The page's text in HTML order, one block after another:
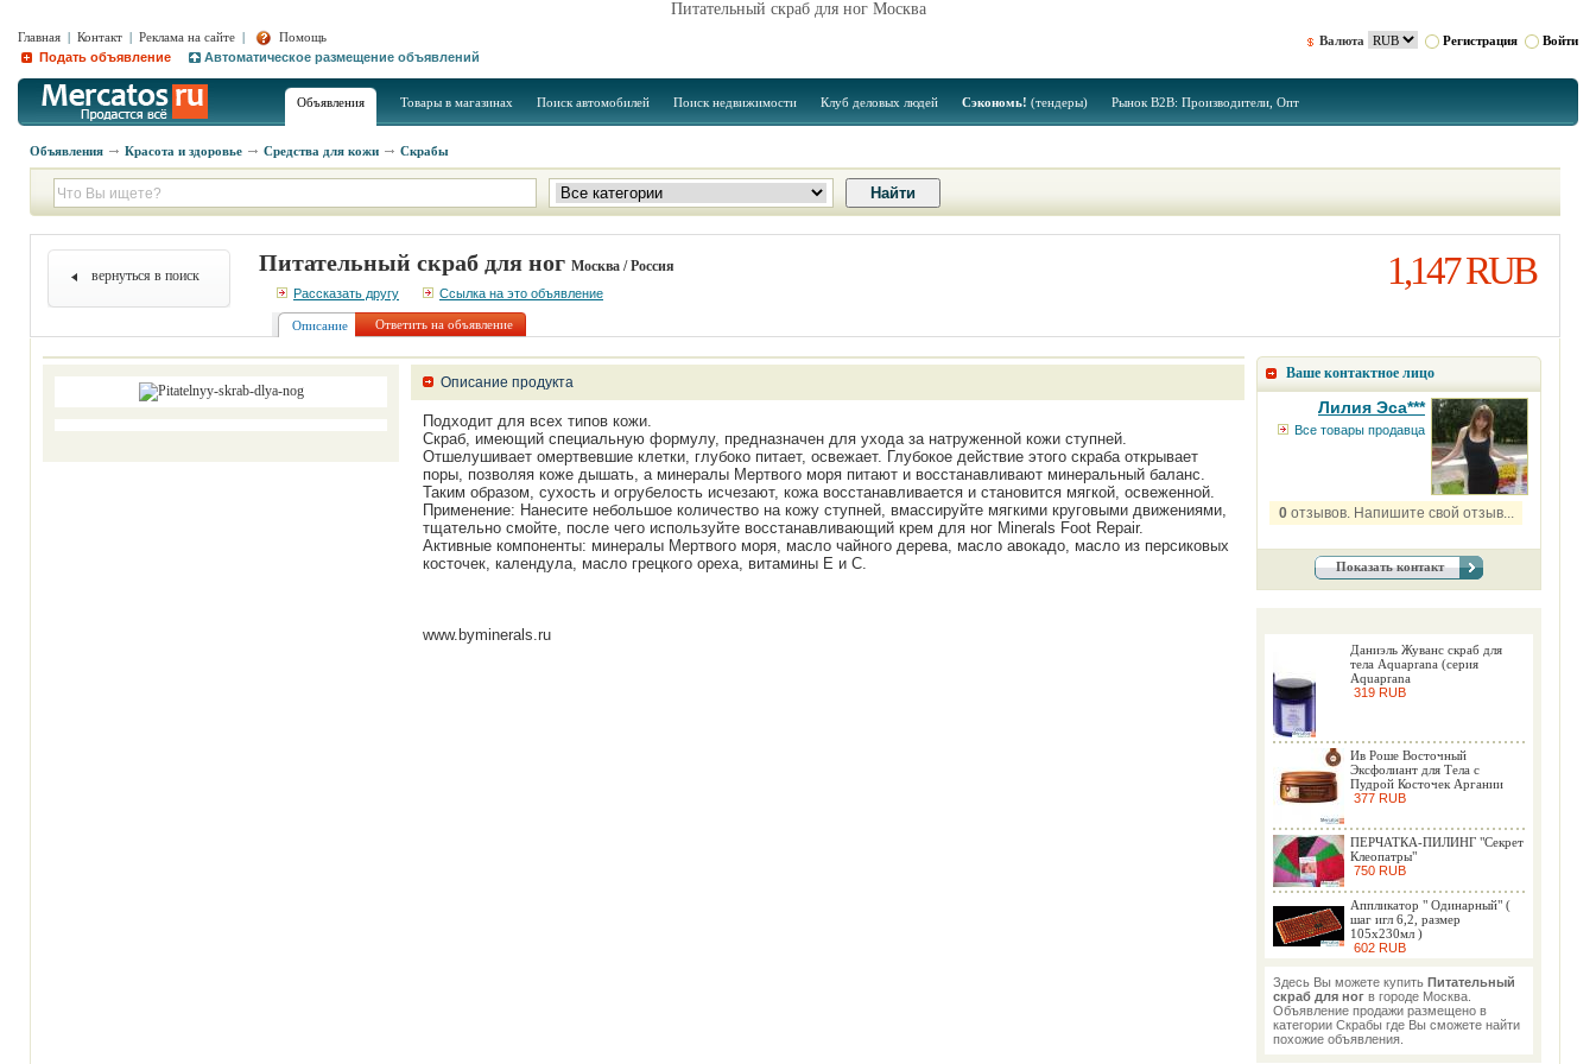
Питательный скраб для ног Москва
Главная | Контакт | Реклама на сайте |
Помощь
Подать объявление
Автоматическое размещение объявлений
Валюта Регистрация Войти
Объявления Товары в магазинах Поиск автомобилей Поиск недвижимости Клуб деловых людей Сэкономь! (тендеры) Рынок B2B: Производители, Опт
Объявления Красота и здоровье Средства для кожи Скрабы
вернуться в поиск Питательный скраб для ног Москва / Россия
Рассказать другу Ссылка на это объявление
1,147 RUB
Описание Ответить на объявление
Описание продукта
Подходит для всех типов кожи.
Скраб, имеющий специальную формулу, предназначен для ухода за натруженной кожи ступней.
Отшелушивает омертвевшие клетки, глубоко питает, освежает. Глубокое действие этого скраба открывает
поры, позволяя коже дышать, а минералы Мертвого моря питают и восстанавливают минеральный баланс.
Таким образом, сухость и огрубелость исчезают, кожа восстанавливается и становится мягкой, освеженной.
Применение: Нанесите небольшое количество на кожу ступней, вмассируйте мягкими круговыми движениями,
тщательно смойте, после чего используйте восстанавливающий крем для ног Minerals Foot Repair.
Активные компоненты: минералы Мертвого моря, масло чайного дерева, масло авокадо, масло из персиковых
косточек, календула, масло грецкого ореха, витамины Е и С.
www.byminerals.ru
Ваше контактное лицо
Лилия Эса***
Все товары продавца
0отзывов. Напишите свой отзыв...
Показать контакт
Даниэль Жуванс скраб для
тела Aquaprana (серия
Aquaprana
319 RUB
Ив Роше Восточный
Эксфолиант для Тела с
Пудрой Косточек Аргании
377 RUB
ПЕРЧАТКА-ПИЛИНГ "Секрет
Клеопатры"
750 RUB
Аппликатор " Одинарный" (
шаг игл 6,2, размер
105х230мл )
602 RUB
Здесь Вы можете купить Питательный
скраб для ног в городе Москва.
Объявление продажи размещено в
категории Скрабы где Вы сможете найти
похожие объявления.